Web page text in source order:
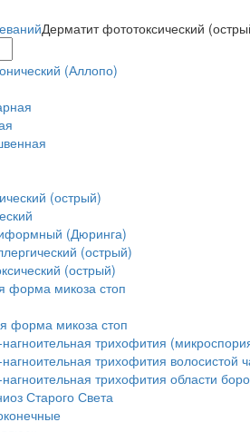
Дерматит фототоксический
(Аллопо)
(острый)
(Дюринга)
(острый)
(острый)
форма микоза стоп
форма микоза стоп
трихофития
трихофития волосистой
трихофития области
Старого Света